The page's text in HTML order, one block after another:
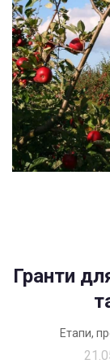
Гранти
Етапи,